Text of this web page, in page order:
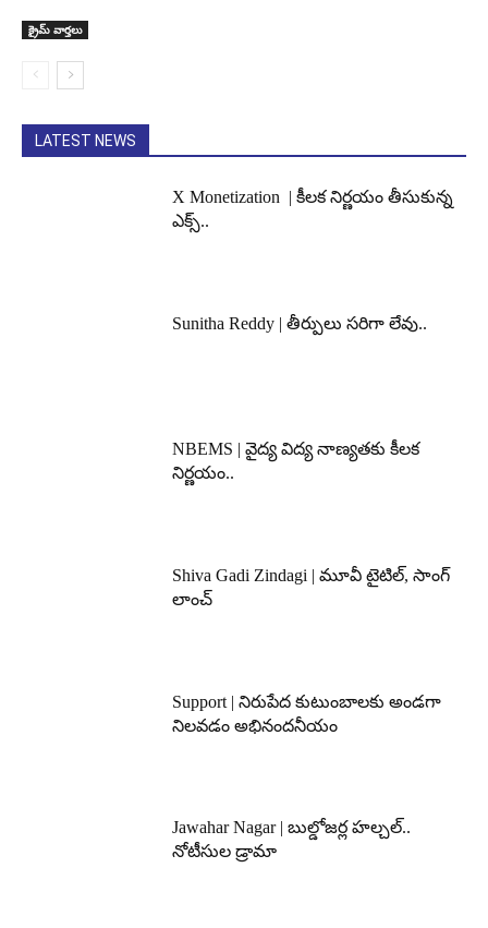
క్రైమ్ వార్తలు
LATEST NEWS
X Monetization | కీలక నిర్ణయం తీసుకున్న
ఎక్స్..
Sunitha Reddy | తీర్పులు సరిగా లేవు..
NBEMS | వైద్య విద్య నాణ్యతకు కీలక
నిర్ణయం..
Shiva Gadi Zindagi | మూవీ టైటిల్, సాంగ్
లాంచ్
Support | నిరుపేద కుటుంబాలకు అండగా
నిలవడం అభినందనీయం
Jawahar Nagar | బుల్డోజర్ల హల్చల్..
నోటీసుల డ్రామా